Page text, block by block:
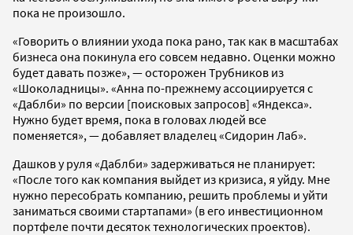
пока не произошло.
«Говорить о влиянии ухода пока рано, так как в масштабах
бизнеса она покинула его совсем недавно. Оценки можно
будет давать позже», —осторожен Трубников из
«Шоколадницы». «Анна по-прежнему ассоциируется с
«Даблби» по версии [поисковых запросов] «Яндекса».
Нужно будет время, пока в головах людей все
поменяется», — добавляет владелец «Сидорин Лаб».
Дашков у руля «Даблби» задерживаться не планирует:
«После того как компания выйдет из кризиса, я уйду. Мне
нужно пересобрать компанию, решить проблемы и уйти
заниматься своими стартапами» (в его инвестиционном
портфеле почти десяток технологических проектов).